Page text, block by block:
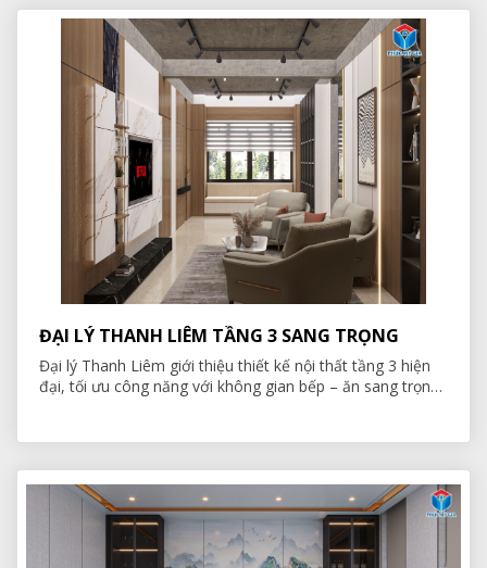
ĐẠI LÝ THANH LIÊM TẦNG 3 SANG TRỌNG
Đại lý Thanh Liêm giới thiệu thiết kế nội thất tầng 3 hiện
đại, tối ưu công năng với không gian bếp – ăn sang trọng,